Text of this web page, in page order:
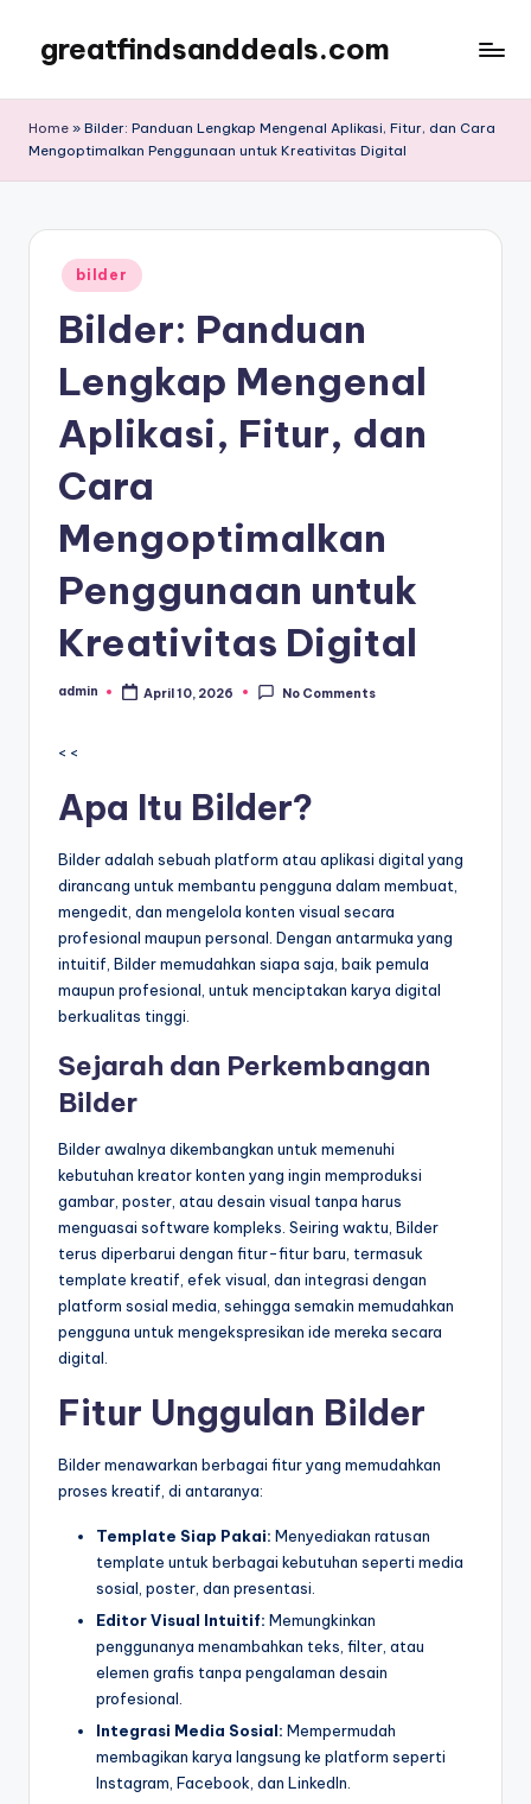
content
greatfindsanddeals.com
Home » Bilder: Panduan Lengkap Mengenal Aplikasi, Fitur, dan Cara
Mengoptimalkan Penggunaan untuk Kreativitas Digital
Posted
in
bilder
Bilder: Panduan
Lengkap Mengenal
Aplikasi, Fitur, dan
Cara
Mengoptimalkan
Penggunaan untuk
Kreativitas Digital
Posted
admin April 10, 2026 No Comments
< <
Apa Itu Bilder?
Bilder adalah sebuah platform atau aplikasi digital yang
dirancang untuk membantu pengguna dalam membuat,
mengedit, dan mengelola konten visual secara
profesional maupun personal. Dengan antarmuka yang
intuitif, Bilder memudahkan siapa saja, baik pemula
maupun profesional, untuk menciptakan karya digital
berkualitas tinggi.
Sejarah dan Perkembangan
Bilder
Bilder awalnya dikembangkan untuk memenuhi
kebutuhan kreator konten yang ingin memproduksi
gambar, poster, atau desain visual tanpa harus
menguasai software kompleks. Seiring waktu, Bilder
terus diperbarui dengan fitur-fitur baru, termasuk
template kreatif, efek visual, dan integrasi dengan
platform sosial media, sehingga semakin memudahkan
pengguna untuk mengekspresikan ide mereka secara
digital.
Fitur Unggulan Bilder
Bilder menawarkan berbagai fitur yang memudahkan
proses kreatif, di antaranya:
Template Siap Pakai: Menyediakan ratusan
template untuk berbagai kebutuhan seperti media
sosial, poster, dan presentasi.
Editor Visual Intuitif: Memungkinkan
penggunanya menambahkan teks, filter, atau
elemen grafis tanpa pengalaman desain
profesional.
Integrasi Media Sosial: Mempermudah
membagikan karya langsung ke platform seperti
Instagram, Facebook, dan LinkedIn.